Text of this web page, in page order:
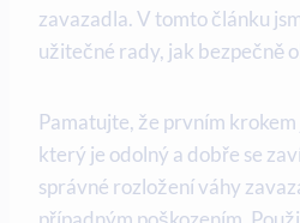
zavazadla. V tomto článku
užitečné rady, jak bezpečně
Pamatujte, že prvním
který je odolný a dobře se
správné rozložení váhy